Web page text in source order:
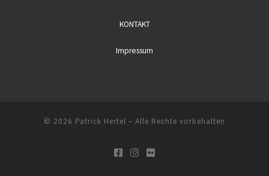
KONTAKT
Impressum
© 2026 Patrick Hertel – Alle Rechte vorbehalten